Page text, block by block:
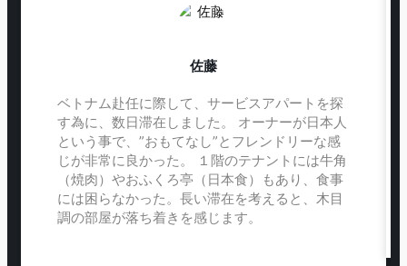
佐藤
ベトナム赴任に際して、サービスアパートを探
す為に、数日滞在しました。 オーナーが日本人
という事で、”おもてなし”とフレンドリーな感
じが非常に良かった。 １階のテナントには牛角
（焼肉）やおふくろ亭（日本食）もあり、食事
には困らなかった。長い滞在を考えると、木目
調の部屋が落ち着きを感じます。